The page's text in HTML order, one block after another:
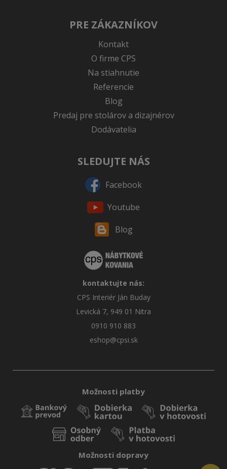
PRE ZÁKAZNÍKOV
Kontakt
O firme CPS
Na stiahnutie
Referencie
Blog
Predaj pre stolárov a dizajnérov
Dodávatelia
SLEDUJTE NÁS
Facebook
Youtube
Blog
kontaktujte nás:
CPS Interiér Ján Buday
Levická 7, 949 01 Nitra
0910 910 883
eshop@cpsi.sk
Možnosti platby
Možnosti dopravy